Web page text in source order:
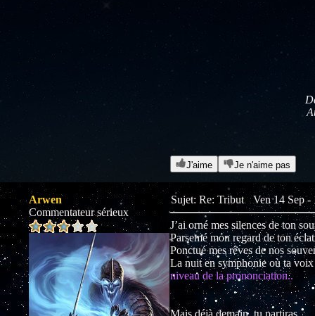
J'aime Je n'aime pas
Arwen
Commentateur sérieux
Sujet: Re: TributVen 14 Sep -
J’ai orné mes silences de ton
Parsemé mon regard de ton éclat
Ponctué mes rêves de nos
La nuit en symphonie où ta
niveau de la prononciation..
Mais déjà demain, tu partiras